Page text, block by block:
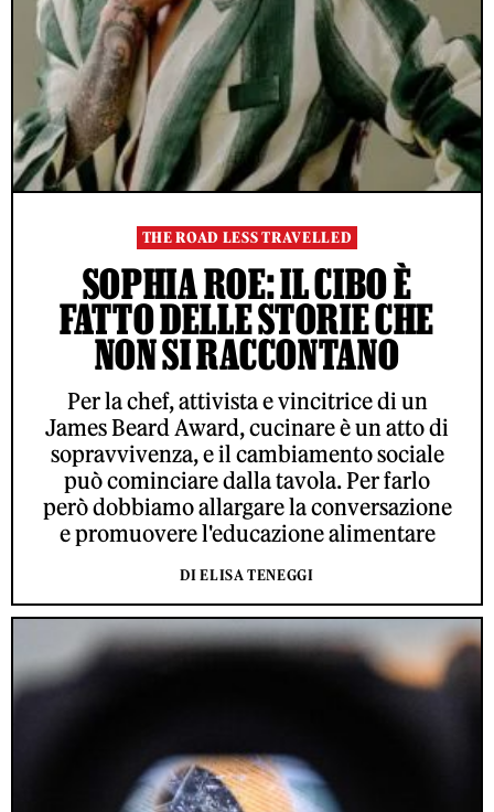
THE ROAD LESS TRAVELLED
SOPHIA ROE: IL CIBO È
FATTO DELLE STORIE CHE
NON SI RACCONTANO
Per la chef, attivista e vincitrice di un
James Beard Award, cucinare è un atto di
sopravvivenza, e il cambiamento sociale
può cominciare dalla tavola. Per farlo
però dobbiamo allargare la conversazione
e promuovere l'educazione alimentare
DI ELISA TENEGGI